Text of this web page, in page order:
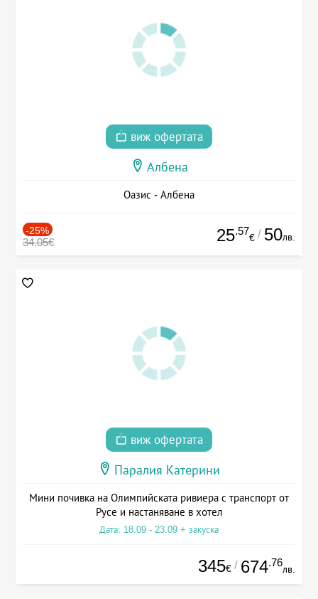
виж офертата
Албена
Оазис - Албена
-25%
34.05€ 25.57
€ / 50лв.
виж офертата
Паралия Катерини
Мини почивка на Олимпийската ривиера с транспорт от
Русе и настаняване в хотел
Дата: 18.09 - 23.09 + закуска
345€ / 674.76
лв.